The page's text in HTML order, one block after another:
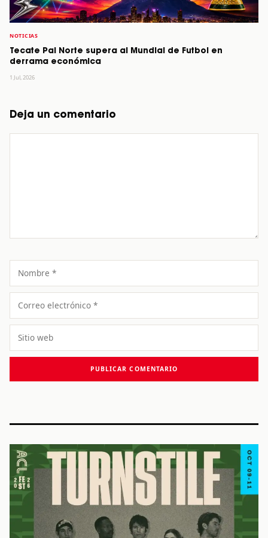
NOTICIAS
Tecate Pal Norte supera al Mundial de Futbol en
derrama económica
1 Jul, 2026
Deja un comentario
Comentario
Nombre
Correo
electrónico
Sitio
web